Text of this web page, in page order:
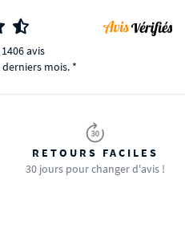
avis
mois. *
RETOURS FACILES
30 jours pour changer d'avis !